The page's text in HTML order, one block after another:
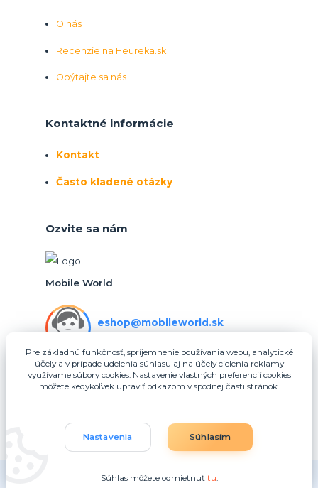
O nás
Recenzie na Heureka.sk
Opýtajte sa nás
Kontaktné informácie
Kontakt
Často kladené otázky
Ozvite sa nám
Mobile World
eshop@mobileworld.sk
eshop@mobileworld.sk
Eshop-rychlo.sk
Pre základnú funkčnosť, spríjemnenie používania webu, analytické
účely a v prípade udelenia súhlasu aj na účely cielenia reklamy
využívame súbory cookies. Nastavenie vlastných preferencií cookies
môžete kedykoľvek upraviť odkazom v spodnej časti stránok.
Nastavenia Súhlasím
Súhlas môžete odmietnuť tu.